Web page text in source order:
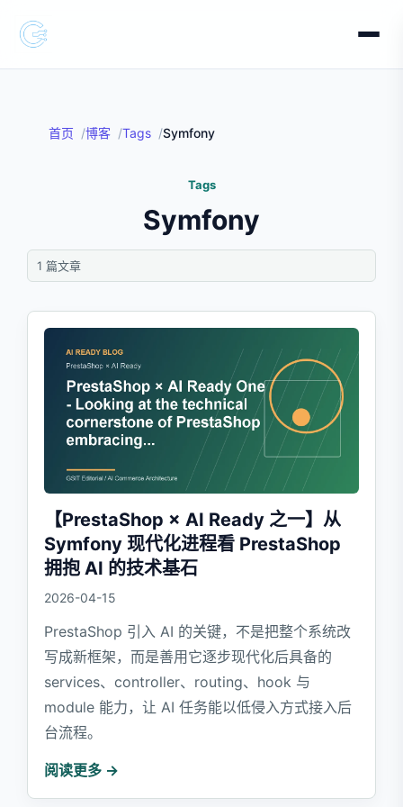
首页 博客 Tags Symfony
Tags
Symfony
1 篇文章
【PrestaShop × AI Ready 之一】从
Symfony 现代化进程看 PrestaShop
拥抱 AI 的技术基石
2026-04-15
PrestaShop 引入 AI 的关键，不是把整个系统改
写成新框架，而是善用它逐步现代化后具备的
services、controller、routing、hook 与
module 能力，让 AI 任务能以低侵入方式接入后
台流程。
阅读更多 →